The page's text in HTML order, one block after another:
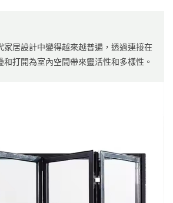
家居設計中變得越來越普遍，透過連接在
和打開為室內空間帶來靈活性和多樣性。